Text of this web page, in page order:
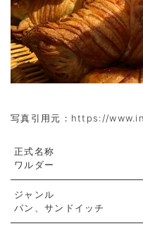
写真引用元：https://
正式名称
ワルダー
ジャンル
パン、サンドイッチ